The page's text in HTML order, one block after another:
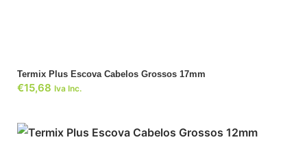
Termix Plus Escova Cabelos Grossos 17mm
€15,68 Iva Inc.